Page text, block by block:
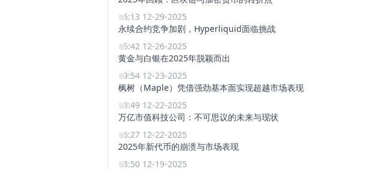
16:13 12-29-2025
永续合约竞争加剧，Hyperliquid面临挑战
15:42 12-26-2025
黄金与白银在2025年脱颖而出
19:54 12-23-2025
枫树（Maple）凭借强劲基本面实现超越市场表现
18:49 12-22-2025
万亿市值科技公司：不可思议的未来与现状
16:27 12-22-2025
2025年新代币的崩溃与市场表现
18:50 12-19-2025